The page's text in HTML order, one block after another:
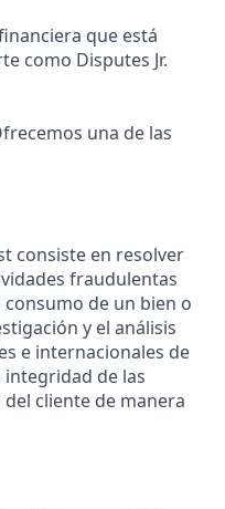
que está
como Disputes Jr.
una de las
consiste en resolver
fraudulentas
de un bien o
y el análisis
e internacionales de
de las
cliente de manera